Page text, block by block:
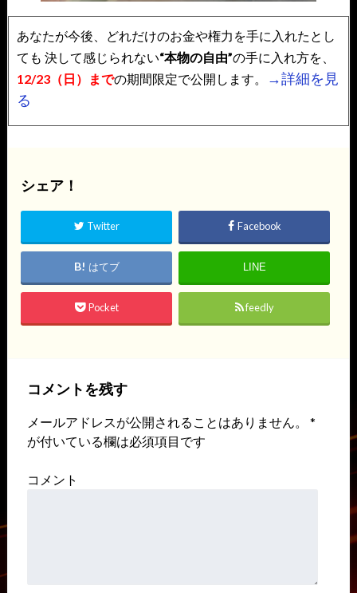
あなたが今後、どれだけのお金や権力を手に入れたとし
ても 決して感じられない“本物の自由”の手に入れ方を、
12/23（日）までの期間限定で公開します。
→詳細を見
る
シェア！
Twitter Facebook
はてブ LINE
Pocket feedly
コメントを残す
メールアドレスが公開されることはありません。
*
が付いている欄は必須項目です
コメント